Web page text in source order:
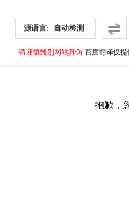
源语言: 自动检测
请谨慎甄别网站真伪-百度翻译仅